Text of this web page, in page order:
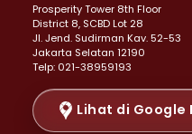
Properti Dijual di Menteng >
Properti Dijual di Senen >
Properti Dijual di Tanah
Properti Dijual di Cikini >
Properti Dijual di Kramat >
Properti Dijual di Pasar Baru
Prosperity Tower 8th Floor
District 8, SCBD Lot 28
JI. Jend. Sudirman Kav. 52-53
Jakarta Selatan 12190
Telp: 021-38959193
Lihat di Google